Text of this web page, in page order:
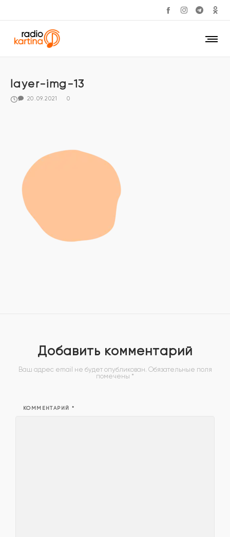
layer-img-13
20.09.2021 0
Добавить комментарий
Ваш адрес email не будет опубликован. Обязательные поля
помечены *
КОММЕНТАРИЙ *